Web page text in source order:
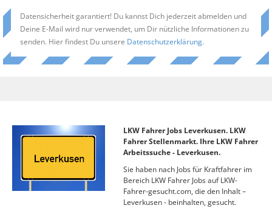
Datensicherheit garantiert! Du kannst Dich jederzeit abmelden und
Deine E-Mail wird nur verwendet, um Dir nützliche Informationen zu
senden. Hier findest Du unsere Datenschutzerklärung.
LKW Fahrer Jobs Leverkusen. LKW
Fahrer Stellenmarkt. Ihre LKW Fahrer
Arbeitssuche - Leverkusen.
Sie haben nach Jobs für Kraftfahrer im
Bereich LKW Fahrer Jobs auf LKW-
Fahrer-gesucht.com, die den Inhalt –
Leverkusen - beinhalten, gesucht.